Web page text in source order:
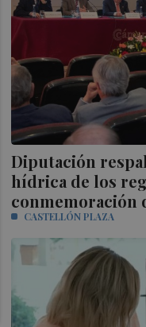
Diputación
hídrica de los
conmemoración
CASTELLÓN PLAZA